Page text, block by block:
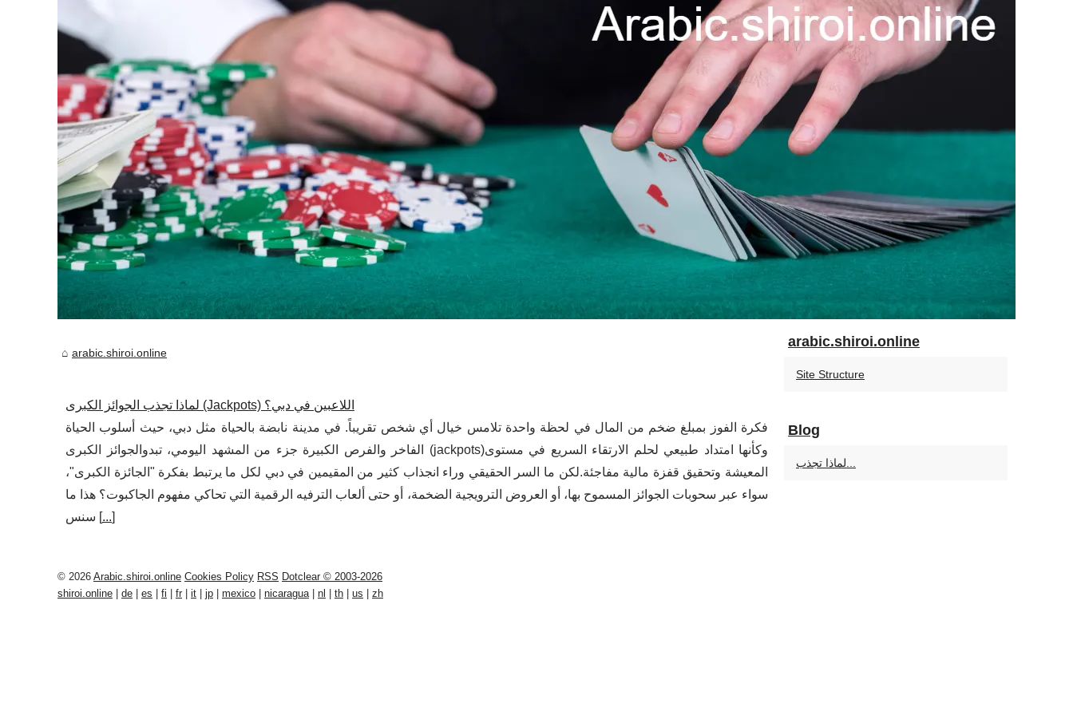
arabic.shiroi.online
لماذا تجذب الجوائز الكبرى (Jackpots) اللاعبين في دبي؟
فكرة الفوز بمبلغ ضخم من المال في لحظة واحدة تلامس خيال أي شخص تقريباً. في مدينة نابضة بالحياة مثل دبي، حيث أسلوب الحياة
الفاخر والفرص الكبيرة جزء من المشهد اليومي، تبدوالجوائز الكبرى (jackpots)وكأنها امتداد طبيعي لحلم الارتقاء السريع في مستوى
المعيشة وتحقيق قفزة مالية مفاجئة.لكن ما السر الحقيقي وراء انجذاب كثير من المقيمين في دبي لكل ما يرتبط بفكرة "الجائزة الكبرى"،
سواء عبر سحوبات الجوائز المسموح بها، أو العروض الترويجية الضخمة، أو حتى ألعاب الترفيه الرقمية التي تحاكي مفهوم الجاكبوت؟ هذا ما
سنس [...]
arabic.shiroi.online
Site Structure
Blog
© 2026 Arabic.shiroi.online Cookies Policy RSS Dotclear © 2003-2026
shiroi.online
de es fi fr it jp mexico nicaragua| nl th us zh